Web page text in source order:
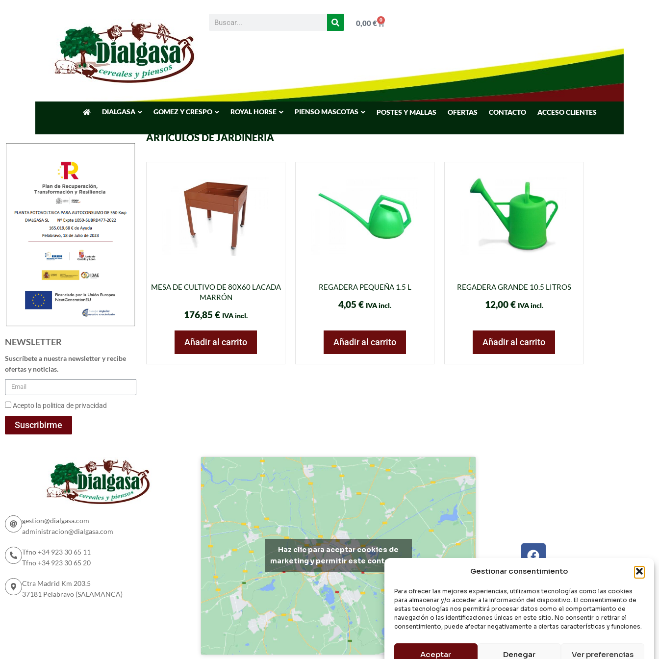
Gestionar consentimiento
Para ofrecer las mejores experiencias, utilizamos tecnologías como las cookies
para almacenar y/o acceder a la información del dispositivo. El consentimiento de
estas tecnologías nos permitirá procesar datos como el comportamiento de
navegación o las identificaciones únicas en este sitio. No consentir o retirar el
consentimiento, puede afectar negativamente a ciertas características y funciones.
Aceptar Denegar Ver preferencias
0,00€ 0
DIALGASA GOMEZ Y CRESPO ROYAL HORSE PIENSO MASCOTAS POSTES Y MALLAS OFERTAS CONTACTO ACCESO CLIENTES
NEWSLETTER
Suscríbete a nuestra newsletter y recibe
ofertas y noticias.
Acepto la politica de privacidad
Suscribirme
ARTICULOS DE JARDINERIA
MESA DE CULTIVO DE 80X60 LACADA
MARRÓN
176,85 € IVA incl.
Añadir al carrito
REGADERA PEQUEÑA 1.5 L
4,05 € IVA incl.
Añadir al carrito
REGADERA GRANDE 10.5 LITROS
12,00€ IVA incl.
Añadir al carrito
gestion@dialgasa.com
administracion@dialgasa.com
Tfno +34 923 30 65 11
Tfno +34 923 30 65 20
Ctra Madrid Km 203.5
37181 Pelabravo (SALAMANCA)
Haz clic para aceptar cookies de
marketing y permitir este contenido